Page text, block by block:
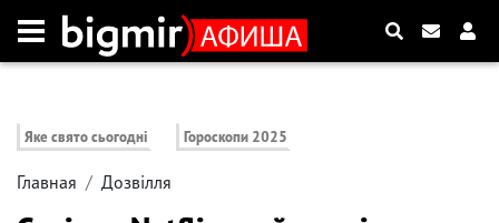
Яке свято сьогодні Гороскопи 2025
Главная Дозвілля